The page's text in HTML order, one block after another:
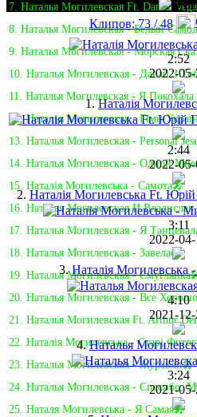
7. Наталья Могилевская Ft. Daniel
8. Наталья Могилевская - Белый
9. Наталья Могилевская - Морская
10. Наталья Могилевская - Давай З
11. Наталья Могилевская - Я Покохала
12. Наталья Могилевская - Гімн
13. Наталья Могилевская - Personal
14. Наталья Могилевская - Одной
15. Наталія Могилевська - Самота🎤
16. Наталья Могилевская И
17. Наталья Могилевская - Я
18. Наталья Могилевская - Завелась
19. Наталья Могилевская -
20. Наталья Могилевская - Все Хорошо
21. Наталья Могилевская Ft. Arthur
22. Наталія Могилевська - Старі
23. Наталья Могилевская - Журавли🎤
24. Наталья Могилевская - Спасибо,
25. Наталя Могилевська - Я Самая🎤
Клипов: 73 / 48
2:52
2022-
1.Наталія
2:44
2022-
2. Наталія Могилевська Ft.
3:11
2022-
3.Наталія
4:10
2021-
4.Наталья
3:24
2021-